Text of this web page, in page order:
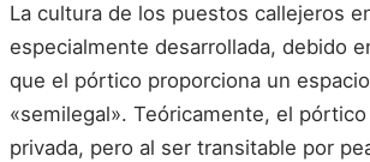
La cultura de los puestos callejeros
especialmente desarrollada, debido
que el pórtico proporciona un
«semilegal». Teóricamente, el
privada, pero al ser transitable por